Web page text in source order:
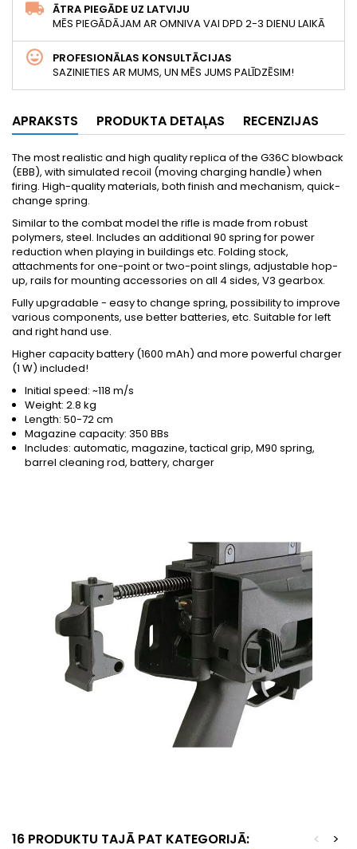
ĀTRA PIEGĀDE UZ LATVIJU
MĒS PIEGĀDĀJAM AR OMNIVA VAI DPD 2-3 DIENU LAIKĀ
PROFESIONĀLAS KONSULTĀCIJAS
SAZINIETIES AR MUMS, UN MĒS JUMS PALĪDZĒSIM!
APRAKSTS PRODUKTA DETAĻAS RECENZIJAS
The most realistic and high quality replica of the G36C blowback
(EBB), with simulated recoil (moving charging handle) when
firing. High-quality materials, both finish and mechanism, quick-
change spring.
Similar to the combat model the rifle is made from robust
polymers, steel. Includes an additional 90 spring for power
reduction when playing in buildings etc. Folding stock,
attachments for one-point or two-point slings, adjustable hop-
up, rails for mounting accessories on all 4 sides, V3 gearbox.
Fully upgradable - easy to change spring, possibility to improve
various components, use better batteries, etc. Suitable for left
and right hand use.
Higher capacity battery (1600 mAh) and more powerful charger
(1 W) included!
Initial speed: ~118 m/s
Weight: 2.8 kg
Length: 50-72 cm
Magazine capacity: 350 BBs
Includes: automatic, magazine, tactical grip, M90 spring,
barrel cleaning rod, battery, charger
16 PRODUKTU TAJĀ PAT KATEGORIJĀ: >
<